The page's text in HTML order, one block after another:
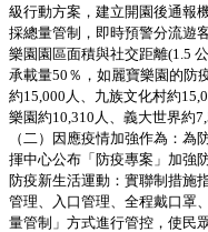
級行動方案，建立開園後通報
採總量管制，即時預警分流遊
樂園園區面積與社交距離(1.5
承載量50％，如麗寶樂園的防
約15,000人、九族文化村約
樂園約10,310人、義大世界約
（二）因應疫情加強作為：
揮中心公布「防疫專案」加強
防疫新生活運動：實聯制措施
管理、入口管理、全程戴口罩
量管制」方式進行管控，使民